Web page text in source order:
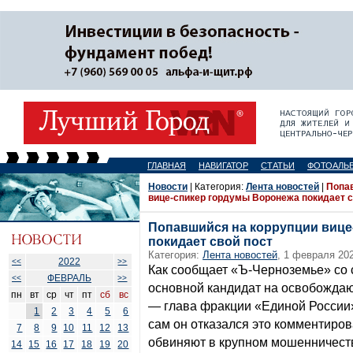
ГЛАВНАЯ НАВИГАТОР СТАТЬИ
<< 2022
>>
<<
ФЕВРАЛЬ >>
пн вт ср чт пт сб
вс
1
2 3 4 5
6
7
8 9 10 11 12
13
14
15 16 17 18 19 20
Новости | Категория: Лента новостей
вице-спикер гордумы Воронежа покидает
Попавшийся на коррупции
покидает свой пост
Категория: Лента новостей, 1 февраля
Как сообщает «Ъ-Черноземье» со
основной кандидат на
— глава фракции «Единой
сам он отказался это
обвиняют в крупном